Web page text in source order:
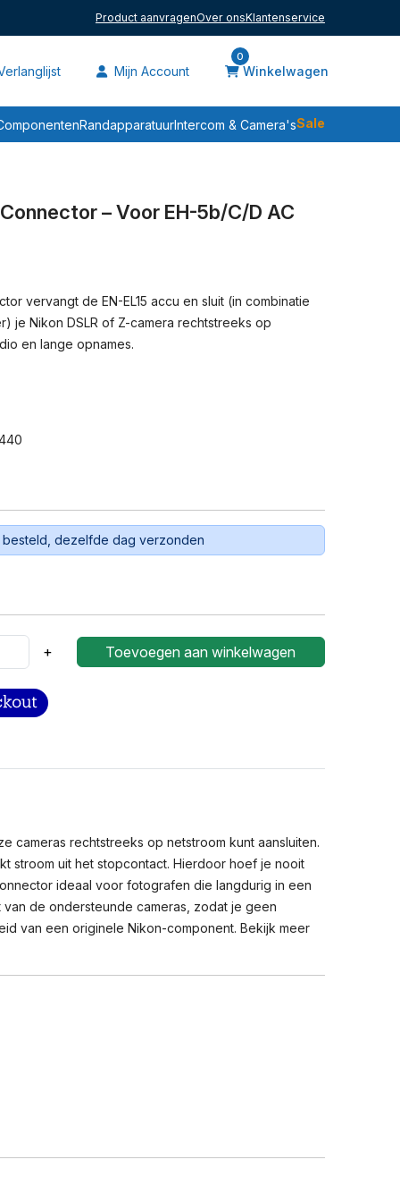
Product aanvragenOver onsKlantenservice
Mijn Account
0
Winkelwagen
RandapparatuurIntercom & Camera'sSale
– Voor EH-5b/c/d AC
vervangt de EN-EL15 accu en sluit (in combinatie
je Nikon DSLR of Z-camera rechtstreeks op
en lange opnames.
dezelfde dag verzonden
+ Toevoegen aan winkelwagen
cameras rechtstreeks op netstroom kunt aansluiten.
stroom uit het stopcontact. Hierdoor hoef je nooit
ideaal voor fotografen die langdurig in een
de ondersteunde cameras, zodat je geen
van een originele Nikon-component. Bekijk meer